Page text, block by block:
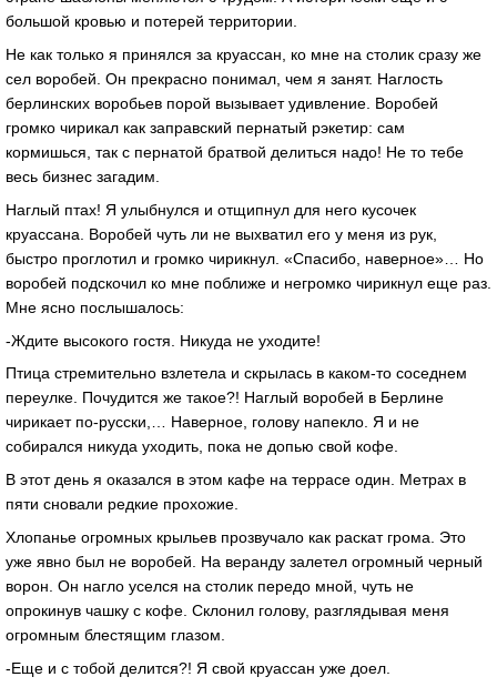
большой кровью и потерей территории.
Не как только я принялся за круассан, ко мне на столик сразу же
сел воробей. Он прекрасно понимал, чем я занят. Наглость
берлинских воробьев порой вызывает удивление. Воробей
громко чирикал как заправский пернатый рэкетир: сам
кормишься, так с пернатой братвой делиться надо! Не то тебе
весь бизнес загадим.
Наглый птах! Я улыбнулся и отщипнул для него кусочек
круассана. Воробей чуть ли не выхватил его у меня из рук,
быстро проглотил и громко чирикнул. «Спасибо, наверное»… Но
воробей подскочил ко мне поближе и негромко чирикнул еще раз.
Мне ясно послышалось:
-Ждите высокого гостя. Никуда не уходите!
Птица стремительно взлетела и скрылась в каком-то соседнем
переулке. Почудится же такое?! Наглый воробей в Берлине
чирикает по-русски,… Наверное, голову напекло. Я и не
собирался никуда уходить, пока не допью свой кофе.
В этот день я оказался в этом кафе на террасе один. Метрах в
пяти сновали редкие прохожие.
Хлопанье огромных крыльев прозвучало как раскат грома. Это
уже явно был не воробей. На веранду залетел огромный черный
ворон. Он нагло уселся на столик передо мной, чуть не
опрокинув чашку с кофе. Склонил голову, разглядывая меня
огромным блестящим глазом.
-Еще и с тобой делится?! Я свой круассан уже доел.